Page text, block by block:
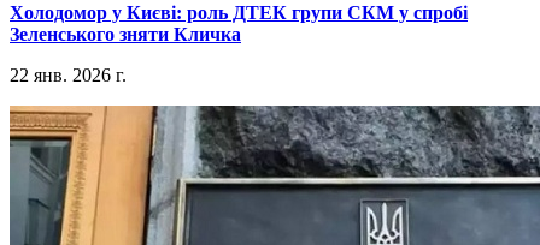
​Холодомор у Києві: роль ДТЕК групи СКМ у спробі
Зеленського зняти Кличка
22 янв. 2026 г.